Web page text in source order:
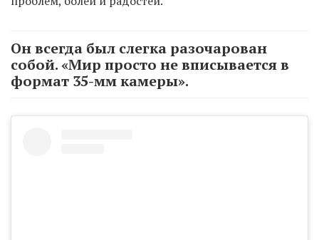
Он всегда был слегка разочарован
собой. «Мир просто не вписывается в
формат 35-мм камеры».